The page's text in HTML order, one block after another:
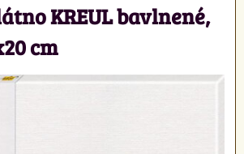
KREUL bavlnené,
cm